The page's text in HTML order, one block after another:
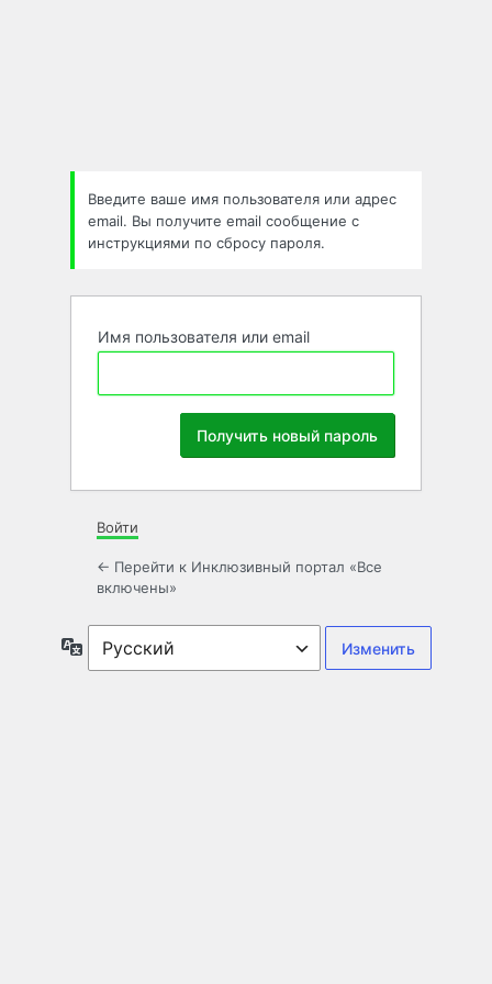
Введите ваше имя пользователя или адрес
email. Вы получите email сообщение с
инструкциями по сбросу пароля.
Имя пользователя или email
Войти
← Перейти к Инклюзивный портал «Все
включены»
Язык